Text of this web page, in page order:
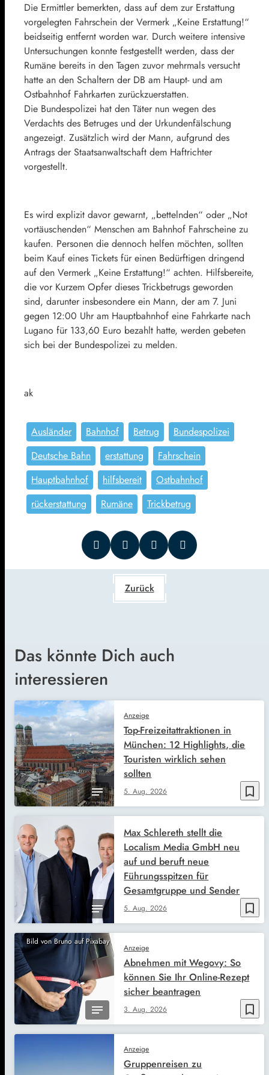
Die Ermittler bemerkten, dass auf dem zur Erstattung
vorgelegten Fahrschein der Vermerk „Keine Erstattung!“
beidseitig entfernt worden war. Durch weitere intensive
Untersuchungen konnte festgestellt werden, dass der
Rumäne bereits in den Tagen zuvor mehrmals versucht
hatte an den Schaltern der DB am Haupt- und am
Ostbahnhof Fahrkarten zurückzuerstatten.
Die Bundespolizei hat den Täter nun wegen des
Verdachts des Betruges und der Urkundenfälschung
angezeigt. Zusätzlich wird der Mann, aufgrund des
Antrags der Staatsanwaltschaft dem Haftrichter
vorgestellt.
Es wird explizit davor gewarnt, „bettelnden“ oder „Not
vortäuschenden“ Menschen am Bahnhof Fahrscheine zu
kaufen. Personen die dennoch helfen möchten, sollten
beim Kauf eines Tickets für einen Bedürftigen dringend
auf den Vermerk „Keine Erstattung!“ achten. Hilfsbereite,
die vor Kurzem Opfer dieses Trickbetrugs geworden
sind, darunter insbesondere ein Mann, der am 7. Juni
gegen 12:00 Uhr am Hauptbahnhof eine Fahrkarte nach
Lugano für 133,60 Euro bezahlt hatte, werden gebeten
sich bei der Bundespolizei zu melden.
ak
Ausländer Bahnhof Betrug
Bundespolizei
Deutsche Bahn
erstattung
Fahrschein
Hauptbahnhof
hilfsbereit
Ostbahnhof
rückerstattung
Rumäne Trickbetrug
Zurück
Das könnte Dich auch
interessieren
bookmark_border
Anzeige
5. Aug. 2026
Top-Freizeitattraktionen in
München: 12 Highlights, die
Touristen wirklich sehen
sollten
bookmark_border
5. Aug. 2026
Max Schlereth stellt die
Localism Media GmbH neu
auf und beruft neue
Führungsspitzen für
Gesamtgruppe und Sender
Bild von Bruno auf Pixabay
bookmark_border
Anzeige
3. Aug. 2026
Abnehmen mit Wegovy: So
können Sie Ihr Online-Rezept
sicher beantragen
Anzeige
Gruppenreisen zu